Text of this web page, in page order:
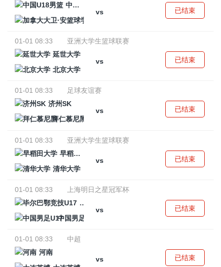
中国U18男篮
vs
已结束
01-01 08:33
亚洲大学生篮球联赛
延世大学
vs
北京大学
已结束
01-01 08:33
足球友谊赛
济州SK
vs
拜仁慕尼黑
已结束
01-01 08:33
亚洲大学生篮球联赛
早稻田大学
vs
清华大学
已结束
01-01 08:33
上海明日之星冠军杯
毕尔巴鄂竞技U17
vs
中国男足U17
已结束
01-01 08:33
中超
河南
vs
已结束